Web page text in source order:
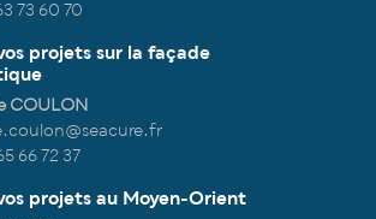
73 60 70
projets sur la façade
COULON
66 72 37
projets au Moyen-Orient